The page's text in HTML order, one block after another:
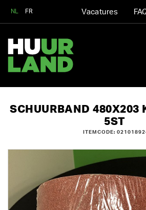
NL FR Vacatures
SCHUURBAND 480X203
5ST
ITEMCODE: